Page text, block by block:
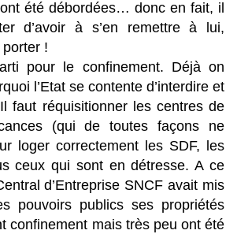
été débordées… donc en fait, il
d’avoir à s’en remettre à lui,
porter !
pour le confinement. Déjà on
l’Etat se contente d’interdire et
faut réquisitionner les centres de
(qui de toutes façons ne
loger correctement les SDF, les
ceux qui sont en détresse. A ce
d’Entreprise SNCF avait mis
pouvoirs publics ses propriétés
confinement mais très peu ont été